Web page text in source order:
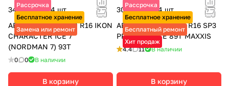
Рассрочка
Бесплатное хранение
Замена или ремонт
34 800 ₽ за 4 шт.
АВТОШИНЫ 195/60 R16 IKON
CHARACTER ICE 7
(NORDMAN 7) 93T
0 0 В наличии
В корзину
Рассрочка
Бесплатное хранение
Бесплатный ремонт
Хит продаж
30 100 ₽ за 4 шт.
АВТОШИНЫ 195/60 R16 SP3
PREMITRA ICE 89T MAXXIS
4.4 11 В наличии
В корзину